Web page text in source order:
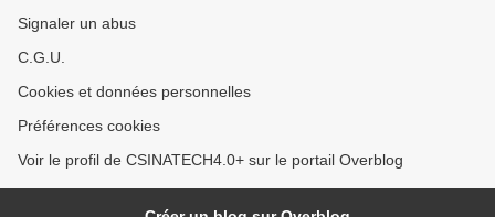
Signaler un abus
C.G.U.
Cookies et données personnelles
Préférences cookies
Voir le profil de CSINATECH4.0+ sur le portail Overblog